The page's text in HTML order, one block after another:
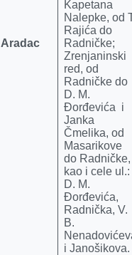
Aradac
Kapetana
Nalepke, od
Rajića do
Radničke;
Zrenjaninski
red, od
Radničke do
D. M.
Đorđevića i
Janka
Čmelika, od
Masarikove
do Radničke,
kao i cele ul.:
D. M.
Đorđevića,
Radnička, V.
B.
i Janošikova.